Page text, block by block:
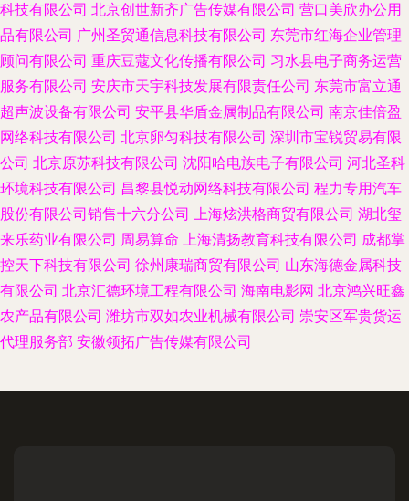
科技有限公司 北京创世新齐广告传媒有限公司 营口美欣办公用
品有限公司 广州圣贸通信息科技有限公司 东莞市红海企业管理
顾问有限公司 重庆豆蔻文化传播有限公司 习水县电子商务运营
服务有限公司 安庆市天宇科技发展有限责任公司 东莞市富立通
超声波设备有限公司 安平县华盾金属制品有限公司 南京佳倍盈
网络科技有限公司 北京卵匀科技有限公司 深圳市宝锐贸易有限
公司 北京原苏科技有限公司 沈阳哈电族电子有限公司 河北圣科
环境科技有限公司 昌黎县悦动网络科技有限公司 程力专用汽车
股份有限公司销售十六分公司 上海炫洪格商贸有限公司 湖北玺
来乐药业有限公司 周易算命 上海清扬教育科技有限公司 成都掌
控天下科技有限公司 徐州康瑞商贸有限公司 山东海德金属科技
有限公司 北京汇德环境工程有限公司 海南电影网 北京鸿兴旺鑫
农产品有限公司 潍坊市双如农业机械有限公司 崇安区军贵货运
代理服务部 安徽领拓广告传媒有限公司